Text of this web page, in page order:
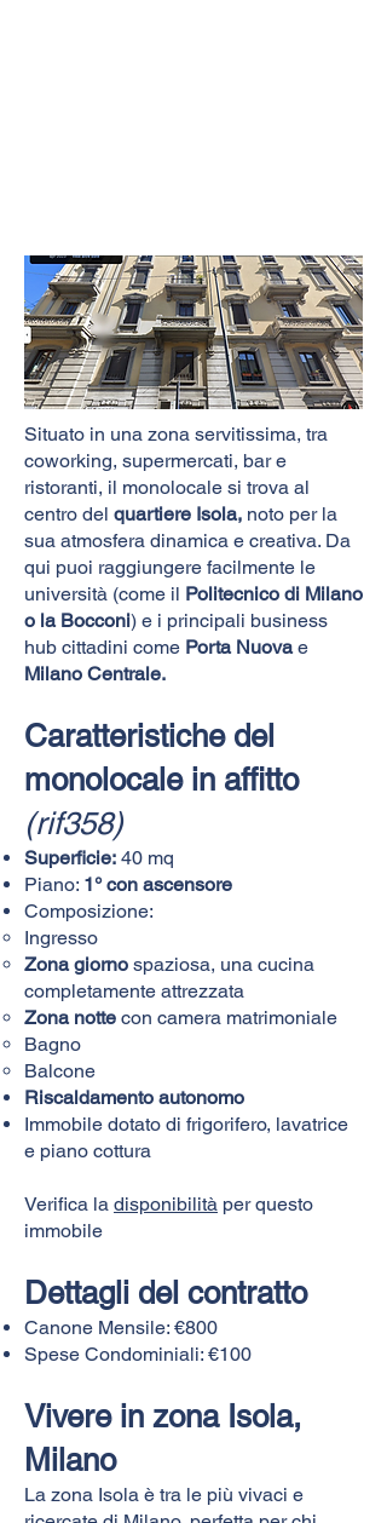
Situato in una zona servitissima, tra
coworking, supermercati, bar e
ristoranti, il monolocale si trova al
centro del quartiere Isola, noto per la
sua atmosfera dinamica e creativa. Da
qui puoi raggiungere facilmente le
università (come il Politecnico di Milano
o la Bocconi) e i principali business
hub cittadini come Porta Nuovae
Milano Centrale.
Caratteristiche del
monolocale in affitto
(rif358)
Superficie: 40 mq
Piano: 1° con ascensore
Composizione:
Ingresso
Zona giorno spaziosa, una cucina
completamente attrezzata
Zona notte con camera matrimoniale
Bagno
Balcone
Riscaldamento autonomo
Immobile dotato di frigorifero, lavatrice
e piano cottura
Verifica la disponibilità per questo
immobile
Dettagli del contratto
Canone Mensile: €800
Spese Condominiali: €100
Vivere in zona Isola,
Milano
La zona Isola è tra le più vivaci e